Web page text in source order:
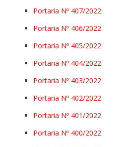
Portaria Nº 407/2022
Portaria Nº 406/2022
Portaria Nº 405/2022
Portaria Nº 404/2022
Portaria Nº 403/2022
Portaria Nº 402/2022
Portaria Nº 401/2022
Portaria Nº 400/2022